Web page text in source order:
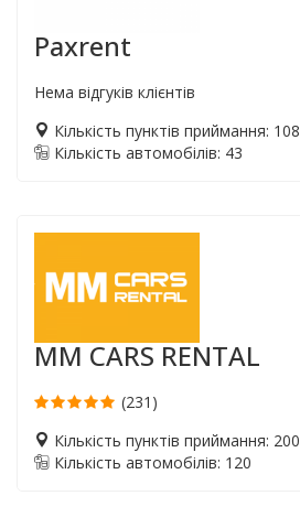
Paxrent
Нема відгуків клієнтів
Кількість пунктів приймання: 108
Кількість автомобілів: 43
MM CARS RENTAL
(231)
Кількість пунктів приймання: 200
Кількість автомобілів: 120